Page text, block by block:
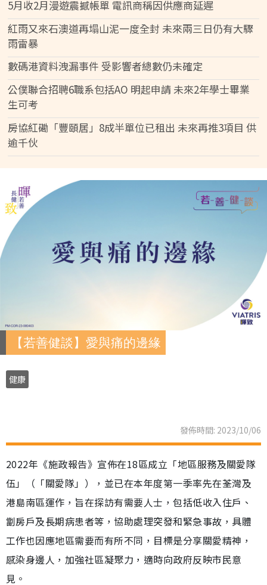
5月收2月漫遊震撼帳單 電訊商稱因供應商延遲
紅雨又來石澳道再塌山泥一度全封 未來兩三日仍有大驟
雨雷暴
數碼港資料洩漏事件 受影響者總數仍未確定
公僕聯合招聘6職系包括AO 明起申請 未來2年學士畢業
生可考
房協紅磡「豐頤居」8成半單位已租出 未來再推3項目 供
逾千伙
【若善健談】愛與痛的邊緣
健康
發佈時間: 2023/10/06
2022年《施政報告》宣佈在18區成立「地區服務及關愛隊
伍」（「關愛隊」），並已在本年度第一季率先在荃灣及
港島南區運作，旨在探訪有需要人士，包括低收入住戶、
劏房戶及長期病患者等，協助處理突發和緊急事故，具體
工作也因應地區需要而有所不同，目標是分享關愛精神，
感染身邊人，加強社區凝聚力，適時向政府反映市民意
見。